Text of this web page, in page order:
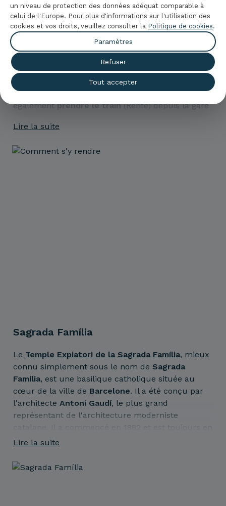
Comment s'y rendre
Barcelone
est située à 112 kilomètres au nord-est
de
, à Tarragone, où se trouve l'
Palas Pineda. Le moyen le plus simple et le plus
rapide pour s'y rendre esten voiture
empruntant la route AP-7, bien que vous puissiez
égalementprendre le train(Renfe) depuis la gare
Lire la suite
Sagrada Família
Le Temple Expiatori de la Sagrada Família, mieux
connu simplement sous le nom de Sagrada
Família, est une basilique catholique située au
cœur de la ville de Barcelone. Il a été conçu par
l'architecte Antoni Gaudí, le plus grand
représentant de l'architecture moderniste
catalane. Il a commencé en 1882 et est toujours en
construction.
Lire la suite
un niveau de protection des données adéquat comparable à
celui de l'Europe. Pour plus d'informations sur l'utilisation des
cookies et vos droits, veuillez consulter la Politique de cookies.
Paramètres
Refuser
Tout accepter